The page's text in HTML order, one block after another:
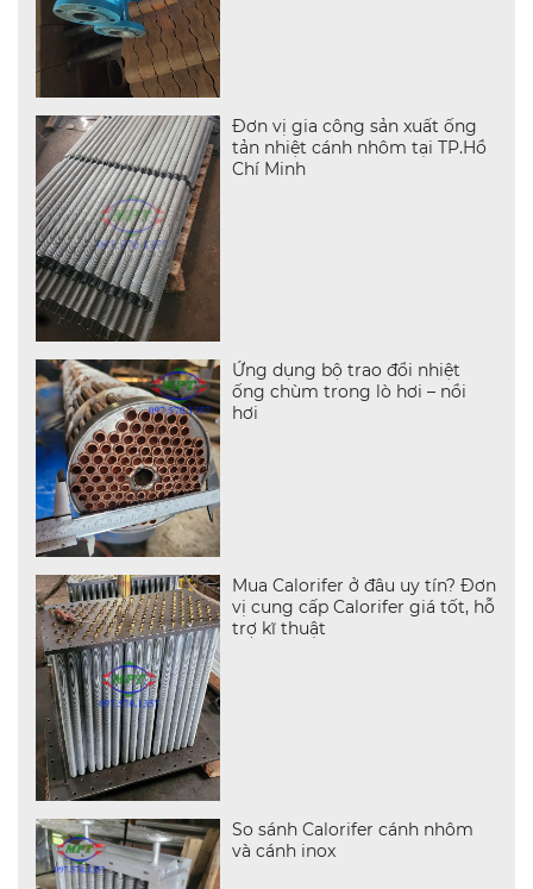
Đơn vị gia công sản xuất ống
tản nhiệt cánh nhôm tại TP.Hồ
Chí Minh
Ứng dụng bộ trao đổi nhiệt
ống chùm trong lò hơi – nồi
hơi
Mua Calorifer ở đâu uy tín? Đơn
vị cung cấp Calorifer giá tốt, hỗ
trợ kĩ thuật
So sánh Calorifer cánh nhôm
và cánh inox